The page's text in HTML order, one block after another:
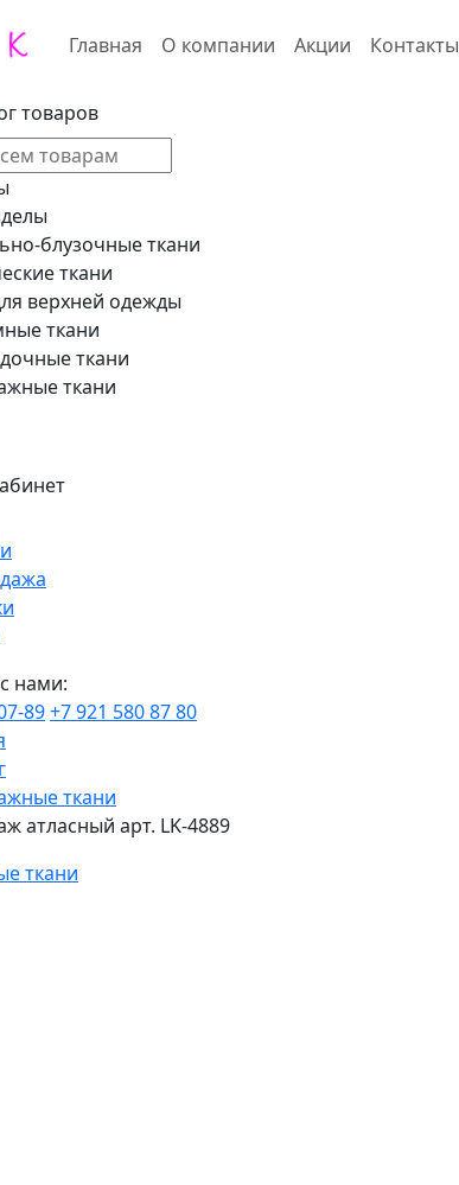
Главная О компании Акции Контакты
товаров
блузочные ткани
ткани
верхней одежды
ткани
ткани
ткани
нами:
89+7 921 580 87 80
ткани
атласный арт. LK-4889
ткани